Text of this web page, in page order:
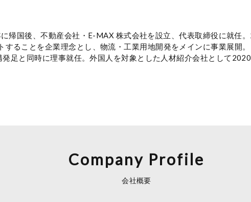
帰国後、不動産会社・E-MAX 株式会社を設⽴、代表取締役に就任
することを企業理念とし、物流・⼯業⽤地開発をメインに事業展開
⾜と同時に理事就任。外国⼈を対象とした⼈材紹介会社として
Company Profile
会社概要